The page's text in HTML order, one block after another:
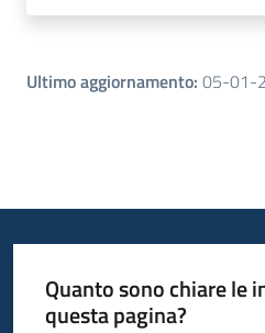
Ultimo aggiornamento: 05-01-
Quanto sono chiare le
questa pagina?